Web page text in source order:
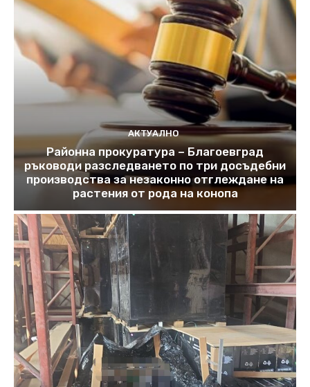
АКТУАЛНО
Районна прокуратура – Благоевград
ръководи разследването по три досъдебни
производства за незаконно отглеждане на
растения от рода на конопа